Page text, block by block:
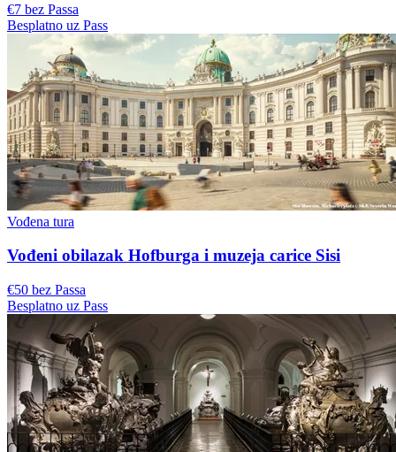
€7 bez Passa
Besplatno uz Pass
Vođena tura
Vođeni obilazak Hofburga i muzeja carice Sisi
€50 bez Passa
Besplatno uz Pass